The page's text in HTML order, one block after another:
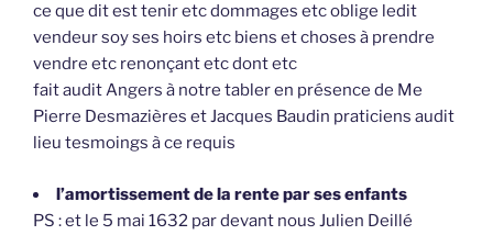
ce que dit est tenir etc dommages etc oblige ledit
vendeur soy ses hoirs etc biens et choses à prendre
vendre etc renonçant etc dont etc
fait audit Angers à notre tabler en présence de Me
Pierre Desmazières et Jacques Baudin praticiens audit
lieu tesmoings à ce requis
l’amortissement de la rente par ses enfants
PS : et le 5 mai 1632 par devant nous Julien Deillé